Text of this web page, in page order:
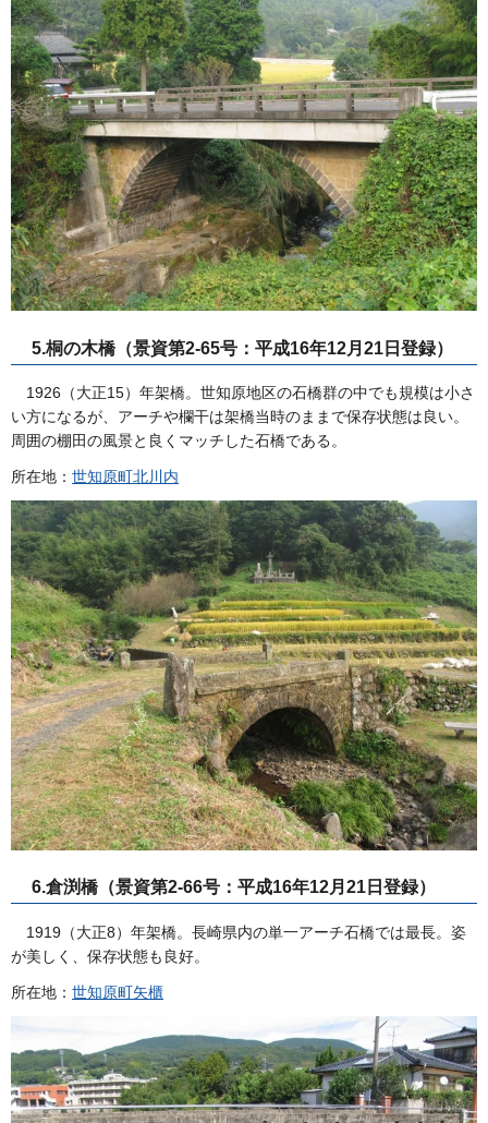
5.桐の木橋（景資第2-65号：平成16年12月21日登録）
1926（大正15）年架橋。世知原地区の石橋群の中でも規模は小さ
い方になるが、アーチや欄干は架橋当時のままで保存状態は良い。
周囲の棚田の風景と良くマッチした石橋である。
所在地： 世知原町北川内
6.倉渕橋（景資第2-66号：平成16年12月21日登録）
1919（大正8）年架橋。長崎県内の単一アーチ石橋では最長。姿
が美しく、保存状態も良好。
所在地： 世知原町矢櫃